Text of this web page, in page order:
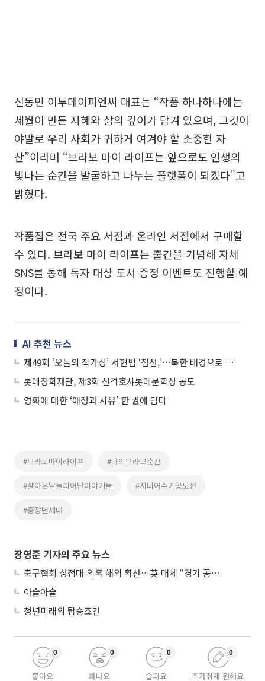
신동민 이투데이피엔씨 대표는 “작품 하나하나에는
세월이 만든 지혜와 삶의 깊이가 담겨 있으며, 그것이
야말로 우리 사회가 귀하게 여겨야 할 소중한 자
산”이라며 “브라보 마이 라이프는 앞으로도 인생의
빛나는 순간을 발굴하고 나누는 플랫폼이 되겠다”고
밝혔다.
작품집은 전국 주요 서점과 온라인 서점에서 구매할
수 있다. 브라보 마이 라이프는 출간을 기념해 자체
SNS를 통해 독자 대상 도서 증정 이벤트도 진행할 예
정이다.
AI 추천 뉴스
제49회 ‘오늘의 작가상’ 서현범 ‘점선,’…북한 배경으로 인간 실존 묻다
롯데장학재단, 제3회 신격호샤롯데문학상 공모
영화에 대한 ‘애정과 사유’ 한 권에 담다
#브라보마이라이프 #나의브라보순간
#살아온날들피어난이야기들 #시니어수기공모전
#중장년세대
장영준 기자의 주요 뉴스
축구협회 성접대 의혹 해외 확산…英 매체 “경기 공정성 의문”
아슬아슬
청년미래의 탑승조건
좋아요
0
화나요
0
슬퍼요
0
추가취재 원해요
0